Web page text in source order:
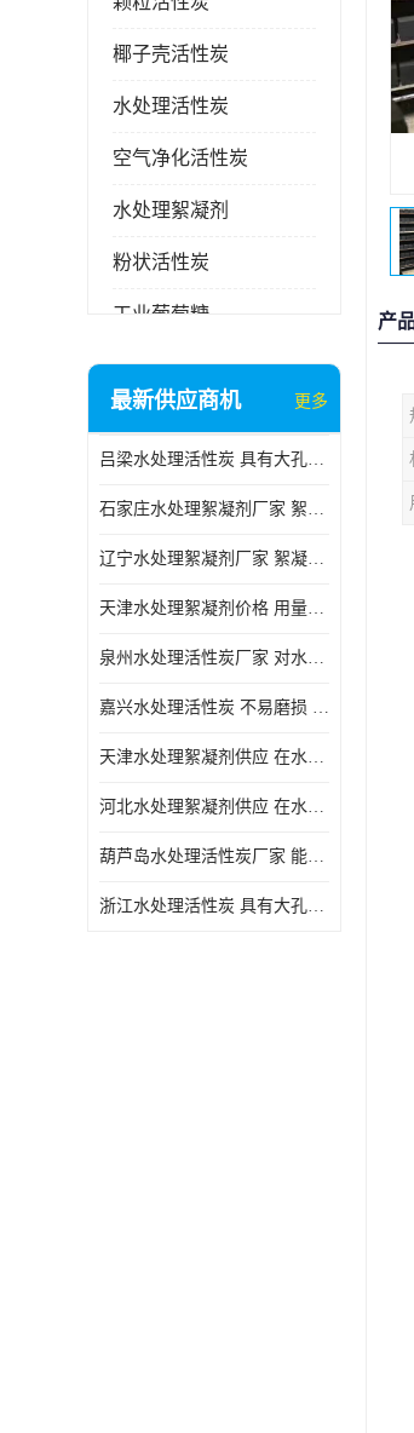
椰子壳活性炭
水处理活性炭
空气净化活性炭
水处理絮凝剂
粉状活性炭
工业葡萄糖
废气处理活性炭
块状活性炭
最新供应商机 更多
吕梁水处理活性炭 具有大孔结构 适用于多种水处理工艺和需求
石家庄水处理絮凝剂厂家 絮凝速度快 便于后续的沉淀和过滤处理
辽宁水处理絮凝剂厂家 絮凝效果好 使水质得到明显的改善
天津水处理絮凝剂价格 用量相对较少 便于后续的沉淀和过滤处理
泉州水处理活性炭厂家 对水中的微小颗粒有较好的去除效果
嘉兴水处理活性炭 不易磨损 碎裂和粉化 能够吸附大分子有机物
天津水处理絮凝剂供应 在水中的稳定性较好 絮凝速度快
河北水处理絮凝剂供应 在水中的稳定性较好 用量相对较少
葫芦岛水处理活性炭厂家 能够吸附大分子有机物 可再生能力较强
浙江水处理活性炭 具有大孔结构 具有较高的吸附能力
产